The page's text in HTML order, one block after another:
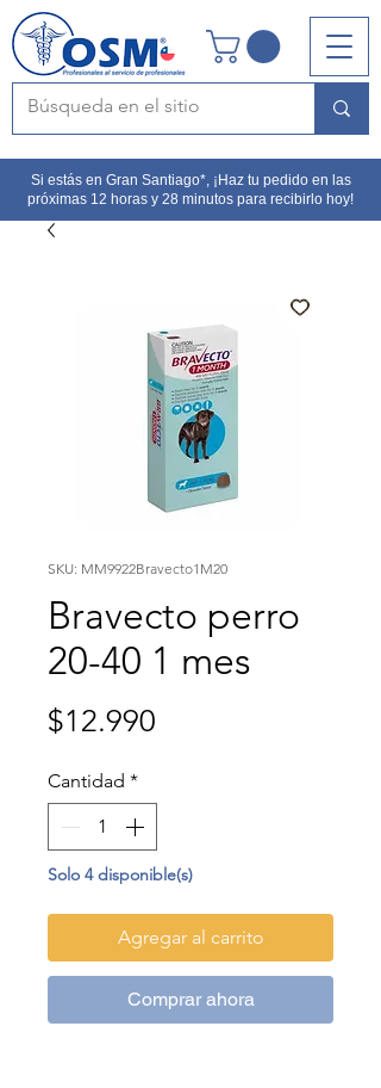
Si estás en Gran Santiago*, ¡Haz tu pedido en las
próximas 12 horas y 28 minutos para recibirlo hoy!
SKU: MM9922Bravecto1M20
Bravecto perro
20-40 1 mes
$12.990
Cantidad *
Solo 4 disponible(s)
Agregar al carrito
Comprar ahora